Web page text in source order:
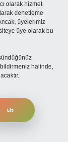
olarak hizmet
denetleme
üyelerimiz
üye olarak bu
halinde,